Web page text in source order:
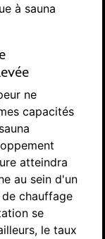
à sauna
ne
capacités
atteindra
au sein d'un
chauffage
se
le taux